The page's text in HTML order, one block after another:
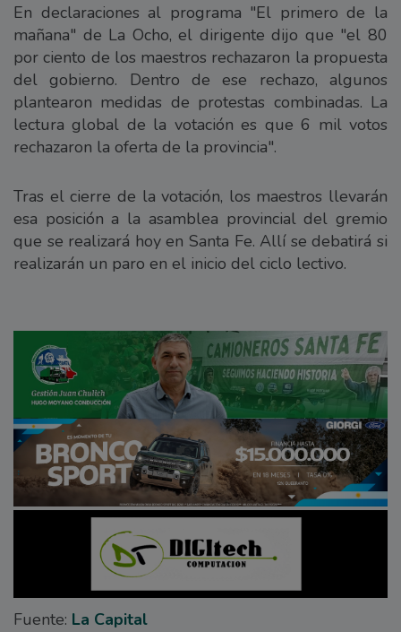
En declaraciones al programa "El primero de la
mañana" de La Ocho, el dirigente dijo que "el 80
por ciento de los maestros rechazaron la propuesta
del gobierno. Dentro de ese rechazo, algunos
plantearon medidas de protestas combinadas. La
lectura global de la votación es que 6 mil votos
rechazaron la oferta de la provincia".
Tras el cierre de la votación, los maestros llevarán
esa posición a la asamblea provincial del gremio
que se realizará hoy en Santa Fe. Allí se debatirá si
realizarán un paro en el inicio del ciclo lectivo.
Fuente: La Capital